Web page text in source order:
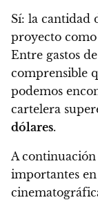
Sí: la cantidad
proyecto como
Entre gastos
comprensible
podemos
cartelera
dólares.
A continuación
importantes